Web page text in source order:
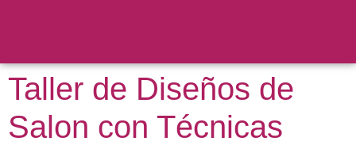
Taller de Diseños de
Salon con Técnicas